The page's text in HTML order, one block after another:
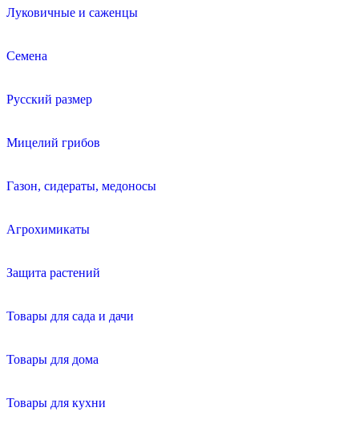
Луковичные и саженцы
Семена
Русский размер
Мицелий грибов
Газон, сидераты, медоносы
Агрохимикаты
Защита растений
Товары для сада и дачи
Товары для дома
Товары для кухни